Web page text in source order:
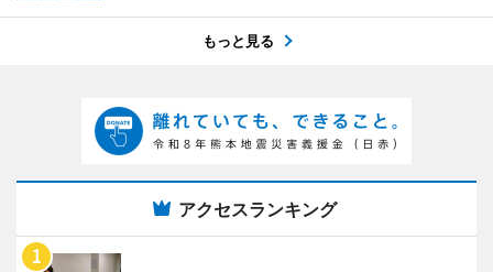
もっと見る
アクセスランキング